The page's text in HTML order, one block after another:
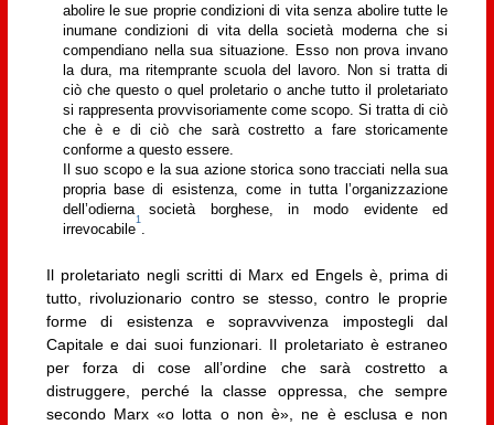
abolire le sue proprie condizioni di vita senza abolire tutte le
inumane condizioni di vita della società moderna che si
compendiano nella sua situazione. Esso non prova invano
la dura, ma ritemprante scuola del lavoro. Non si tratta di
ciò che questo o quel proletario o anche tutto il proletariato
si rappresenta provvisoriamente come scopo. Si tratta di ciò
che è e di ciò che sarà costretto a fare storicamente
conforme a questo essere.
Il suo scopo e la sua azione storica sono tracciati nella sua
propria base di esistenza, come in tutta l’organizzazione
dell’odierna società borghese, in modo evidente ed
irrevocabile
1
.
Il proletariato negli scritti di Marx ed Engels è, prima di
tutto, rivoluzionario contro se stesso, contro le proprie
forme di esistenza e sopravvivenza impostegli dal
Capitale e dai suoi funzionari. Il proletariato è estraneo
per forza di cose all’ordine che sarà costretto a
distruggere, perché la classe oppressa, che sempre
secondo Marx «o lotta o non è», ne è esclusa e non